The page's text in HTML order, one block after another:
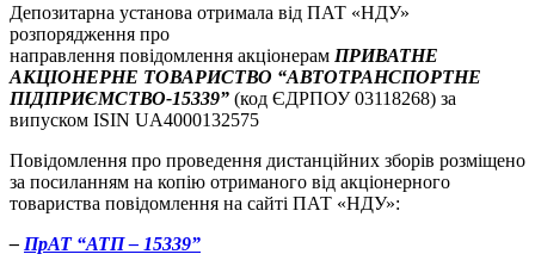
Депозитарна установа отримала від ПАТ «НДУ»
розпорядження про
направлення повідомлення акціонерам ПРИВАТНЕ
АКЦІОНЕРНЕ ТОВАРИСТВО “АВТОТРАНСПОРТНЕ
ПІДПРИЄМСТВО-15339” (код ЄДРПОУ 03118268) за
випуском ISIN UA4000132575
Повідомлення про проведення дистанційних зборів розміщено
за посиланням на копію отриманого від акціонерного
товариства повідомлення на сайті ПАТ «НДУ»:
– ПрАТ “АТП – 15339”